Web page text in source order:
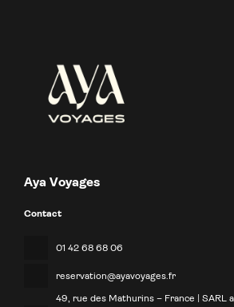
Aya Voyages
Contact
01 42 68 68 06
reservation@ayavoyages.fr
49, rue des Mathurins – France | SARL